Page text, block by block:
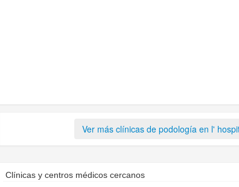
Ver más clínicas de podología en l'
Clínicas y centros médicos cercanos